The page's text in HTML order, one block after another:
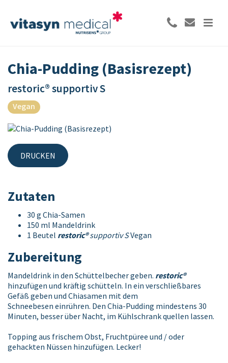
Chia-Pudding (Basisrezept)
restoric® supportiv S
Vegan
Zutaten
30 g Chia-Samen
150 ml Mandeldrink
1 Beutel restoric®supportiv SVegan
Zubereitung
Mandeldrink in den Schüttelbecher geben. restoric®
hinzufügen und kräftig schütteln. In ein verschließbares
Gefäß geben und Chiasamen mit dem
Schneebesen einrühren. Den Chia-Pudding mindestens 30
Minuten, besser über Nacht, im Kühlschrank quellen lassen.
Topping aus frischem Obst, Fruchtpüree und / oder
gehackten Nüssen hinzufügen. Lecker!
DRUCKEN